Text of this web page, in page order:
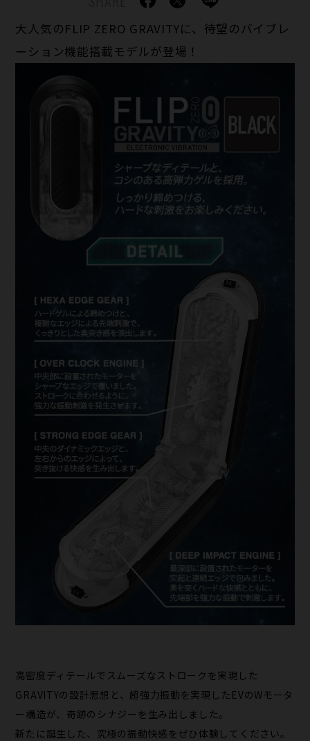
大人気のFLIP ZERO GRAVITYに、待望のバイブレ
ーション機能搭載モデルが登場！
高密度ディテールでスムーズなストロークを実現した
GRAVITYの設計思想と、超強力振動を実現したEVのWモータ
ー構造が、奇跡のシナジーを生み出しました。
新たに誕生した、究極の振動快感をぜひ体験してください。